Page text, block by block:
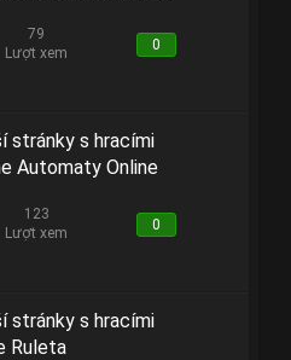
79
Lượt xem
0
stránky s hracími
Automaty Online
123
Lượt xem
0
stránky s hracími
Ruleta